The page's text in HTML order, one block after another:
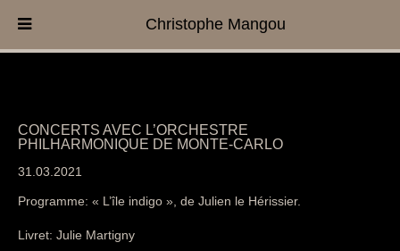
CONCERTS AVEC L’ORCHESTRE
PHILHARMONIQUE DE MONTE-CARLO
31.03.2021
Programme: « L’île indigo », de Julien le Hérissier.
Livret: Julie Martigny
Christophe Mangou